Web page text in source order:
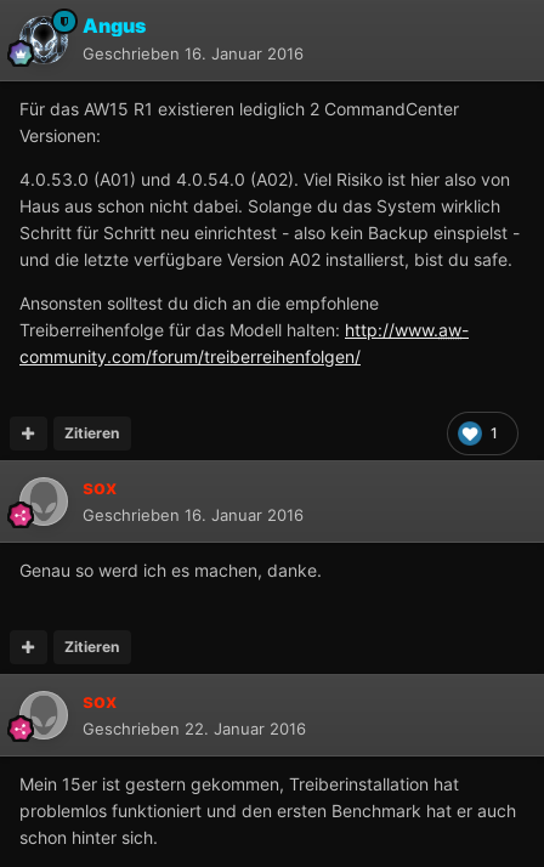
Angus
Geschrieben 16. Januar 2016
Für das AW15 R1 existieren lediglich 2 CommandCenter
Versionen:
4.0.53.0 (A01) und 4.0.54.0 (A02). Viel Risiko ist hier also von
Haus aus schon nicht dabei. Solange du das System wirklich
Schritt für Schritt neu einrichtest - also kein Backup einspielst -
und die letzte verfügbare Version A02 installierst, bist du safe.
Ansonsten solltest du dich an die empfohlene
Treiberreihenfolge für das Modell halten: http://www.aw-
community.com/forum/treiberreihenfolgen/
1
Zitieren
sox
Geschrieben 16. Januar 2016
Genau so werd ich es machen, danke.
Zitieren
sox
Geschrieben 22. Januar 2016
Mein 15er ist gestern gekommen, Treiberinstallation hat
problemlos funktioniert und den ersten Benchmark hat er auch
schon hinter sich.